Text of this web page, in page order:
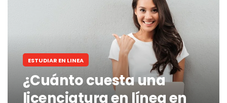
ESTUDIAR EN LINEA
¿Cuánto cuesta una
licenciatura en línea en